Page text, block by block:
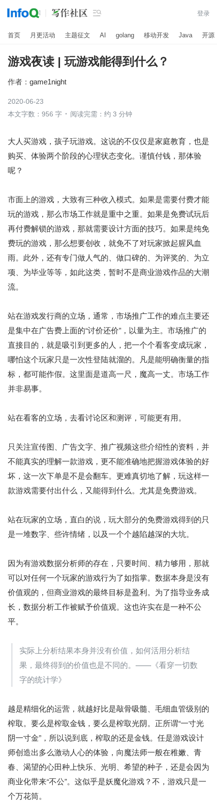
 登录
首页 月更活动 主题征文 AI golang 移动开发 Java 开源
游戏夜读 | 玩游戏能得到什么？
作者： game1night
2020-06-23
本文字数：956 字
阅读完需：约 3 分钟
大人买游戏，孩子玩游戏。这说的不仅仅是家庭教育，也是
购买、体验两个阶段的心理状态变化。谨慎付钱，那体验
呢？
市面上的游戏，大致有三种收入模式。如果是需要付费才能
玩的游戏，那么市场工作就是重中之重。如果是免费试玩后
再付费解锁的游戏，那就需要设计方面的技巧。如果是纯免
费玩的游戏，那么想要创收，就免不了对玩家掀起腥风血
雨。此外，还有专门做人气的、做口碑的、为评奖的、为立
项、为毕业等等，如此这类，暂时不是商业游戏作品的大潮
流。
站在游戏发行商的立场，通常，市场推广工作的难点主要还
是集中在广告费上面的“讨价还价”，以量为主。市场推广的
直接目的，就是吸引到更多的人，把一个个看客变成玩家，
哪怕这个玩家只是一次性登陆就溜的。凡是能明确衡量的指
标，都可能作假。这里面是道高一尺，魔高一丈。市场工作
并非易事。
站在看客的立场，去看讨论区和测评，可能更有用。
只关注宣传图、广告文字、推广视频这些介绍性的资料，并
不能真实的理解一款游戏，更不能准确地把握游戏体验的好
坏，这一次下单是不是会翻车。更难真切地了解，玩这样一
款游戏需要付出什么，又能得到什么。尤其是免费游戏。
站在玩家的立场，直白的说，玩大部分的免费游戏得到的只
是一堆数字、些许情绪，以及一个个越陷越深的大坑。
因为有游戏数据分析师的存在，只要时间、精力够用，那就
可以对任何一个玩家的游戏行为了如指掌。数据本身是没有
价值观的，但商业游戏的最终目标是盈利。为了指导业务成
长，数据分析工作被赋予价值观。这也许实在是一种不公
平。
实际上分析结果本身并没有价值，如何活用分析结
果，最终得到的价值也是不同的。——《看穿一切数
字的统计学》
越是精细化的运营，就越好比是敲骨吸髓、毛细血管级别的
榨取。要么是榨取金钱，要么是榨取光阴。正所谓“一寸光
阴一寸金”，所以说到底，榨取的还是金钱。任是游戏设计
师创造出多么激动人心的体验，向魔法师一般在稚嫩、青
春、渴望的心田种上快乐、光明、希望的种子，还是会因为
商业化带来“不公”。这似乎是妖魔化游戏？不，游戏只是一
个万花筒。